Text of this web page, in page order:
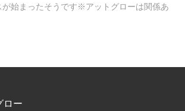
が始まったそうです※アットグローは関係あ
ロー